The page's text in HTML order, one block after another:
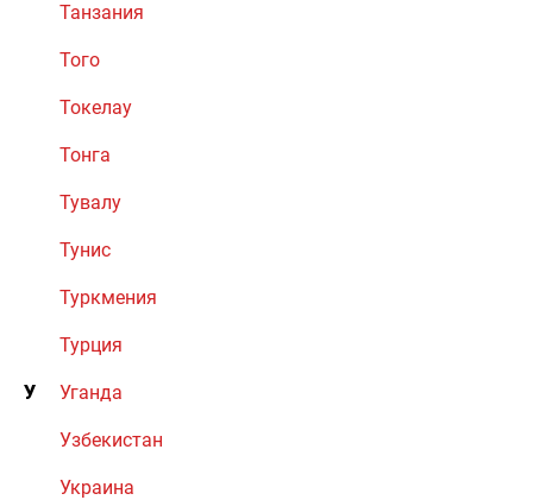
Танзания
Того
Токелау
Тонга
Тувалу
Тунис
Туркмения
Турция
У Уганда
Узбекистан
Украина